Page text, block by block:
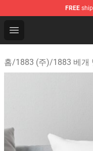
FREE
Open menu
1883 Shop -
홈/1883 (주)/1883 베개